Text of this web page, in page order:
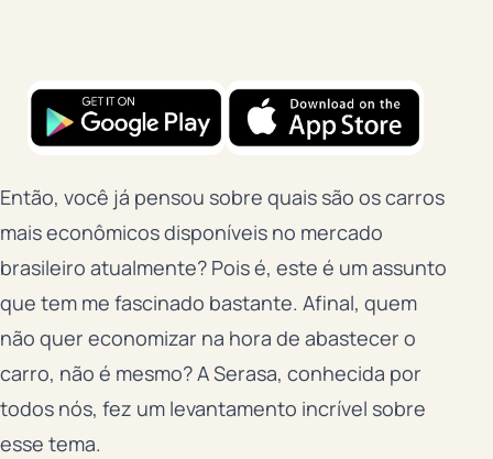
Então, você já pensou sobre quais são os carros
mais econômicos disponíveis no mercado
brasileiro atualmente? Pois é, este é um assunto
que tem me fascinado bastante. Afinal, quem
não quer economizar na hora de abastecer o
carro, não é mesmo? A Serasa, conhecida por
todos nós, fez um levantamento incrível sobre
esse tema.